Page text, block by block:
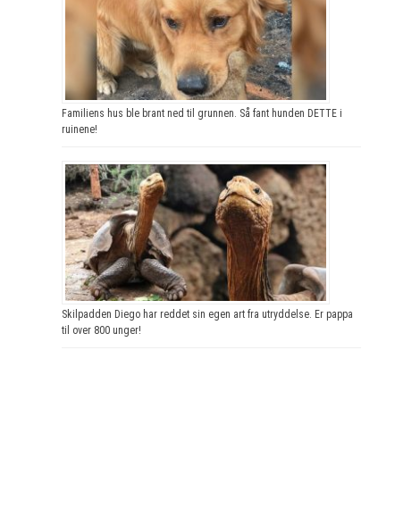
Familiens hus ble brant ned til grunnen. Så fant hunden DETTE i
ruinene!
Skilpadden Diego har reddet sin egen art fra utryddelse. Er pappa
til over 800 unger!